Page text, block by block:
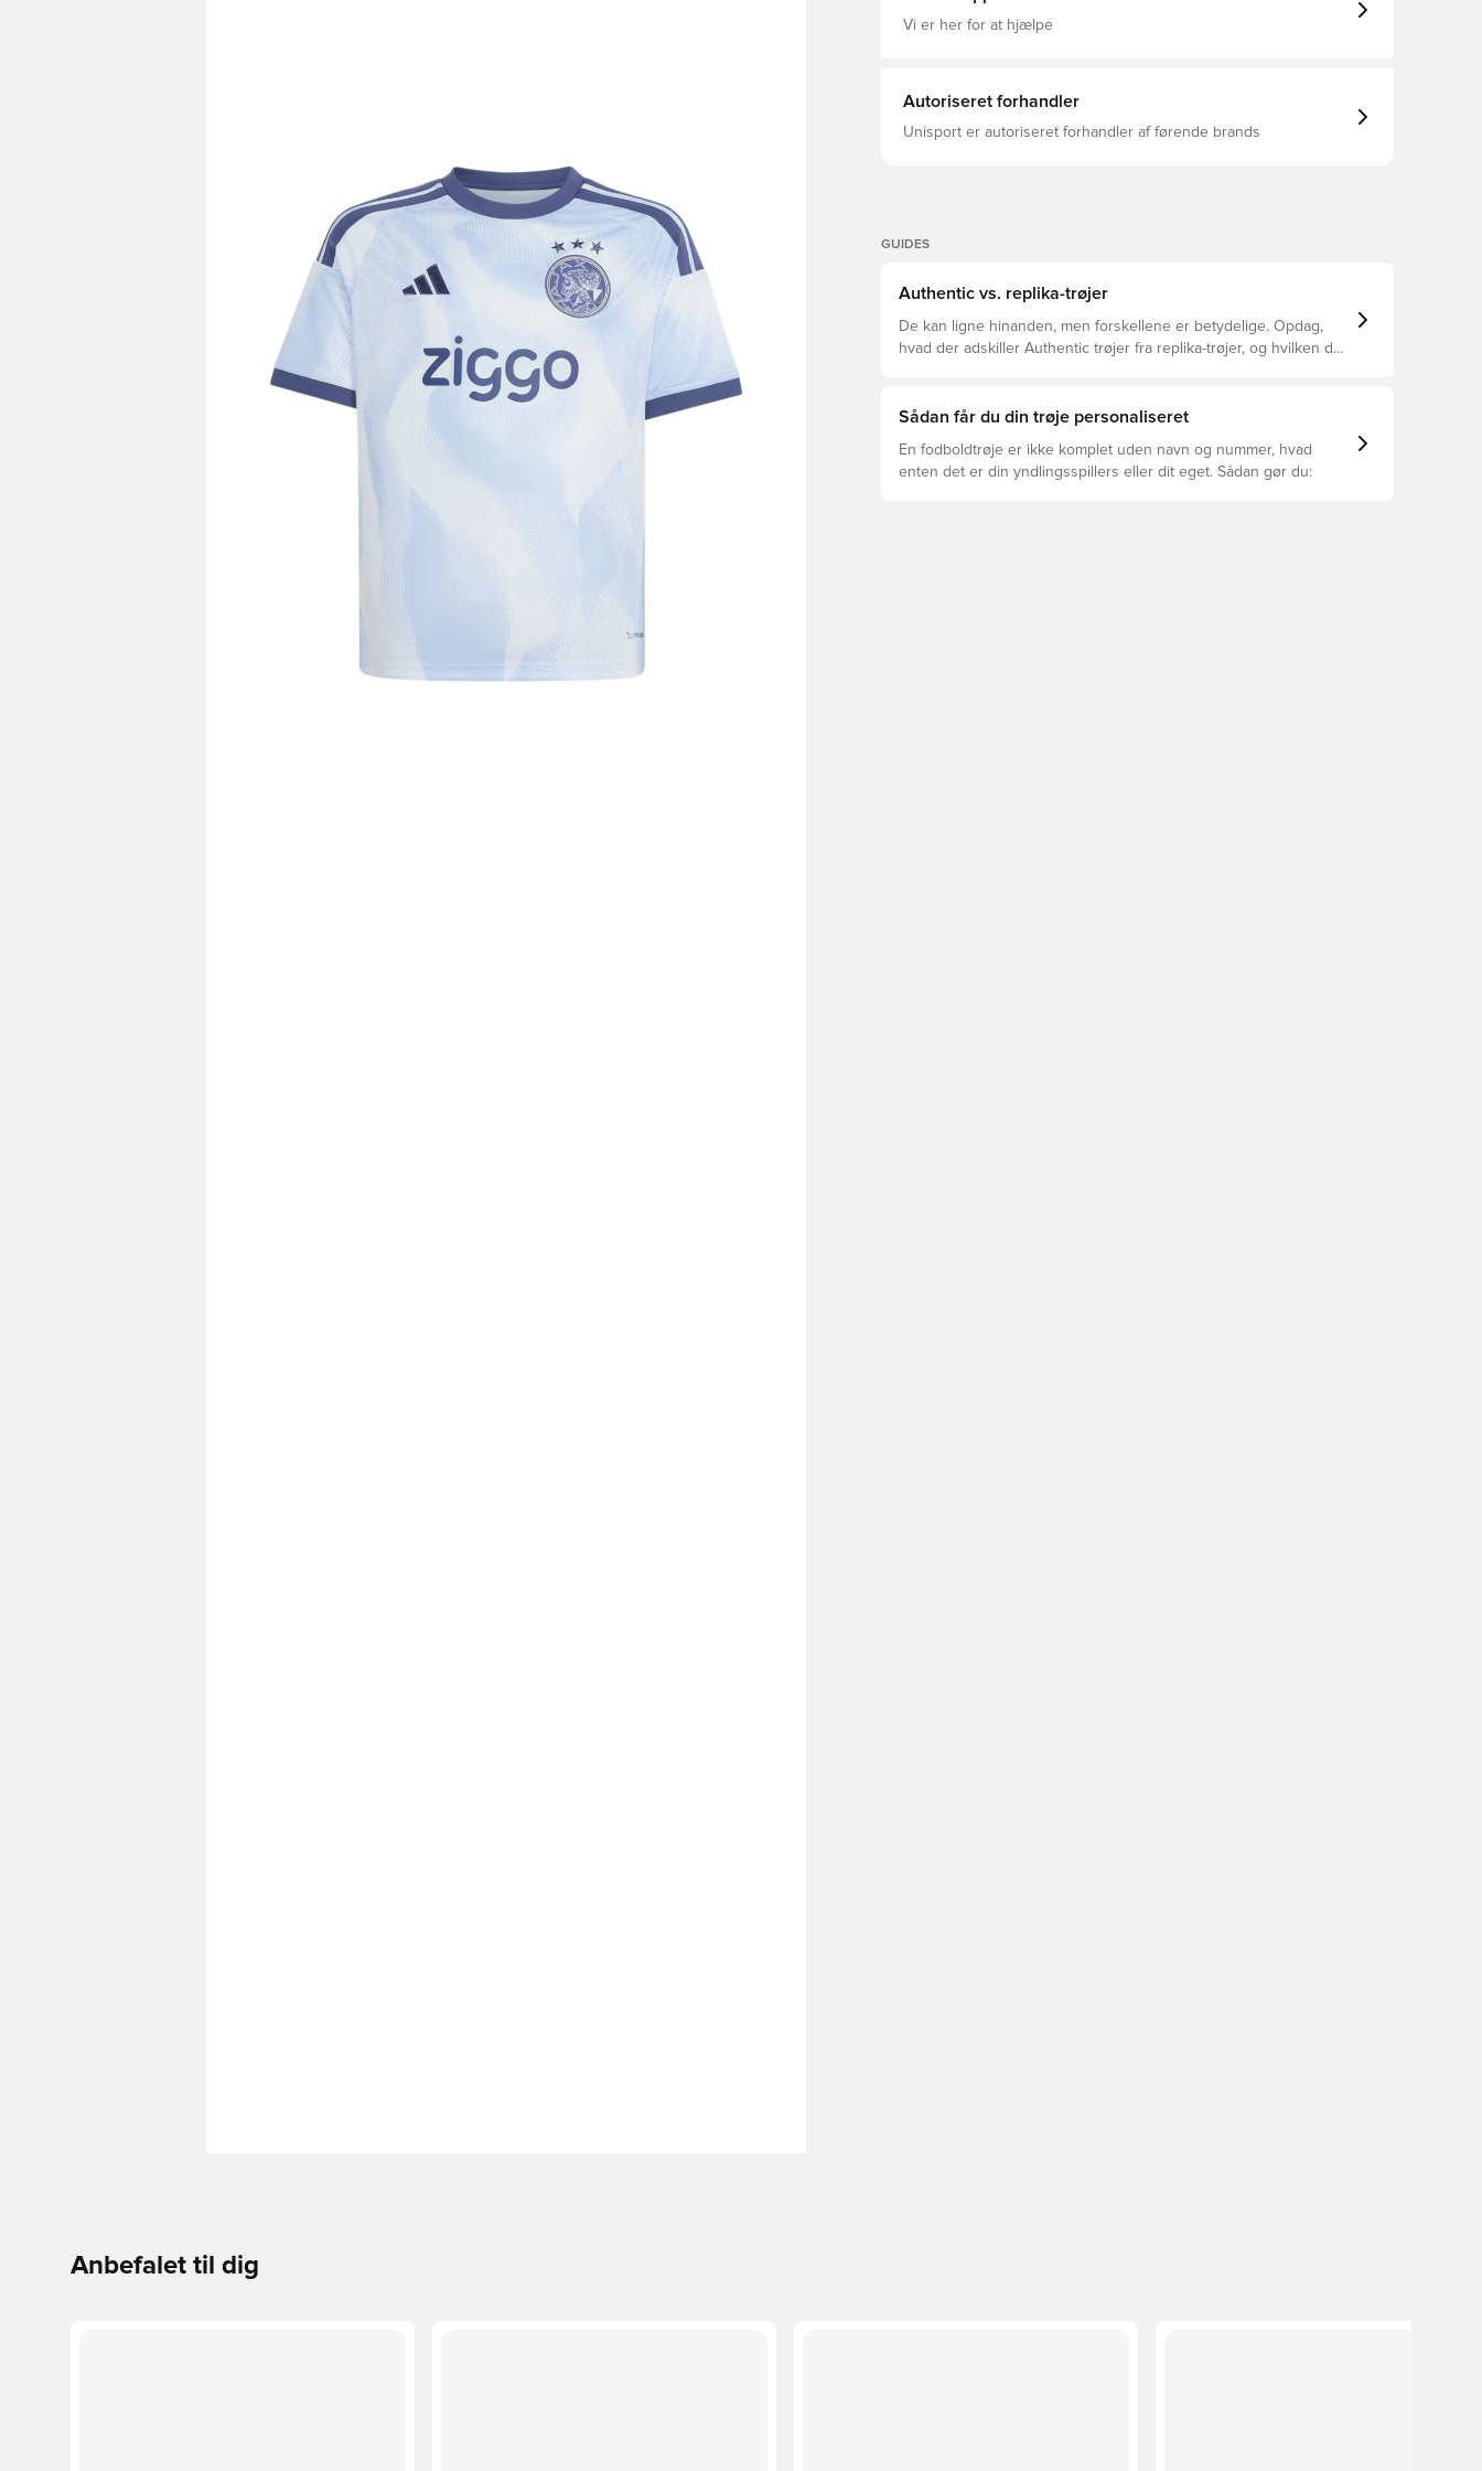
Amsterdam. Uanset om de spiller kamp eller er opslugt i leg, er
denne trøje skabt til dit barns øjeblikke med fodboldpassion.
Klubmærke Broderet adidas-logo 3-Stripes
Vi er her for at hjælpe
Autoriseret forhandler
Unisport er autoriseret forhandler af førende brands
GUIDES
Authentic vs. replika-trøjer
De kan ligne hinanden, men forskellene er betydelige. Opdag,
hvad der adskiller Authentic trøjer fra replika-trøjer, og hvilken der
Sådan får du din trøje personaliseret
En fodboldtrøje er ikke komplet uden navn og nummer, hvad
enten det er din yndlingsspillers eller dit eget. Sådan gør du:
Anbefalet til dig